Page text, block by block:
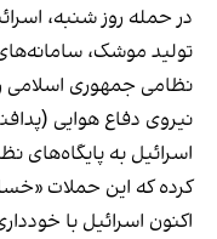
در حمله‌ روز شنبه،
تولید موشک،
نظامی جمهوری اسلامی
نیروی دفاع هوایی
اسرائیل به پایگاه‌های
کرده که این حملات
اکنون اسرائیل با